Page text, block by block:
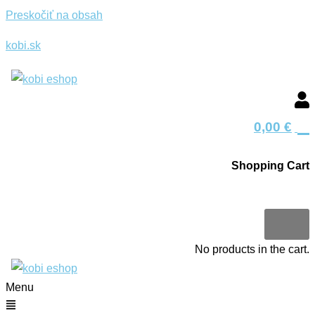
Preskočiť na obsah
kobi.sk
0,00 €
Shopping Cart
No products in the cart.
Menu